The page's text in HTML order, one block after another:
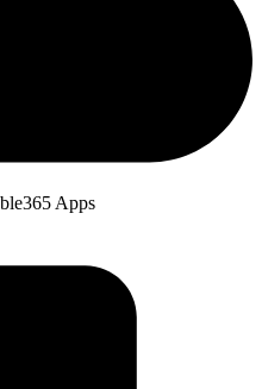
Apps